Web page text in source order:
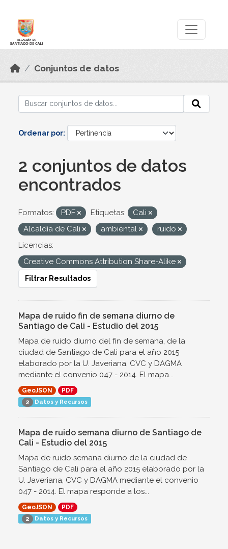
Conjuntos de datos
Ordenar por
2 conjuntos de datos
encontrados
Formatos: PDF Etiquetas:
Cali
Alcaldía de Cali
ambiental
ruido
Licencias:
Creative Commons Attribution Share-Alike
Filtrar Resultados
Mapa de ruido fin de semana diurno de
Santiago de Cali - Estudio del 2015
Mapa de ruido diurno del fin de semana, de la
ciudad de Santiago de Cali para el año 2015
elaborado por la U. Javeriana, CVC y DAGMA
mediante el convenio 047 - 2014. El mapa...
GeoJSON
PDF
2 Datos y Recursos
Mapa de ruido semana diurno de Santiago de
Cali - Estudio del 2015
Mapa de ruido semana diurno de la ciudad de
Santiago de Cali para el año 2015 elaborado por la
U. Javeriana, CVC y DAGMA mediante el convenio
047 - 2014. El mapa responde a los...
GeoJSON
PDF
2 Datos y Recursos